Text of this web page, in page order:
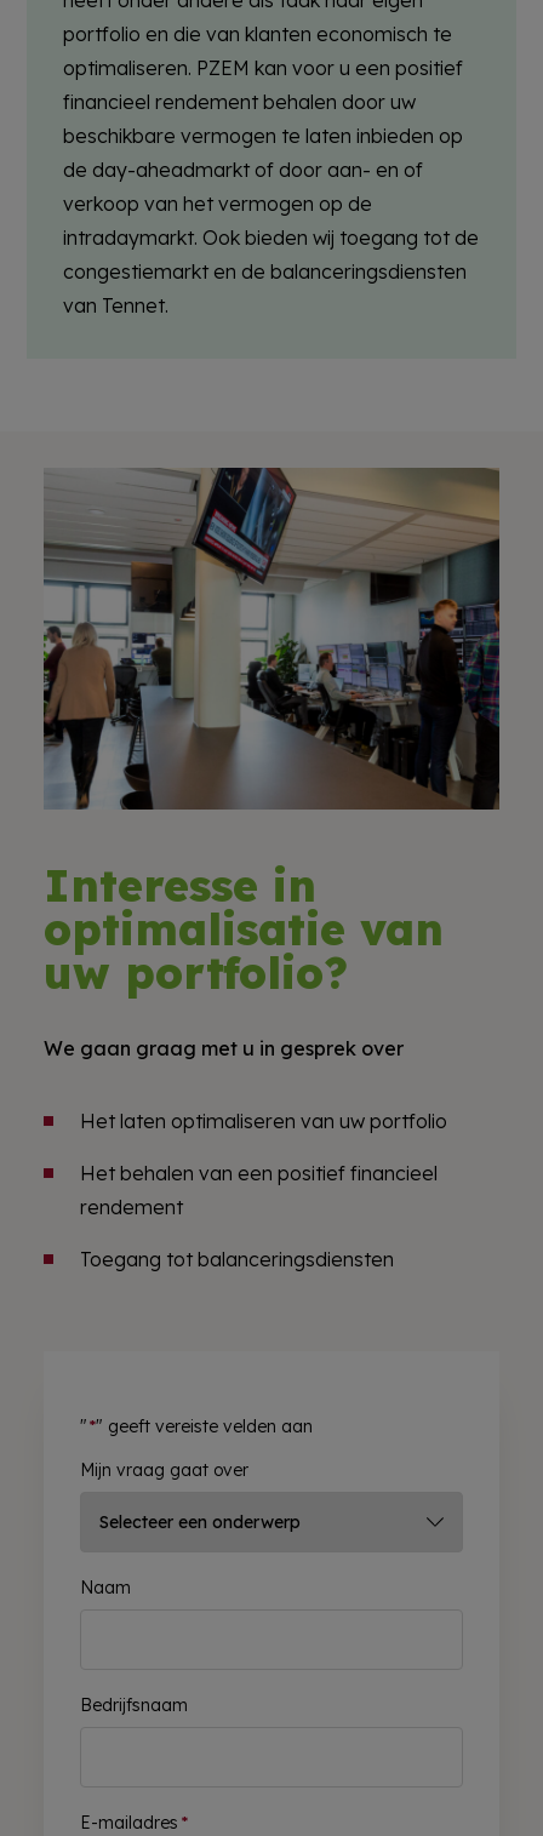
portfolio en die van klanten economisch te
optimaliseren. PZEM kan voor u een positief
financieel rendement behalen door uw
beschikbare vermogen te laten inbieden op
de day-aheadmarkt of door aan- en of
verkoop van het vermogen op de
intradaymarkt. Ook bieden wij toegang tot de
congestiemarkt en de balanceringsdiensten
van Tennet.
Interesse in
optimalisatie van
uw portfolio?
We gaan graag met u in gesprek over
Het laten optimaliseren van uw portfolio
Het behalen van een positief financieel
rendement
Toegang tot balanceringsdiensten
"*" geeft vereiste velden aan
Mijn vraag gaat over
Naam
Bedrijfsnaam
E-mailadres *